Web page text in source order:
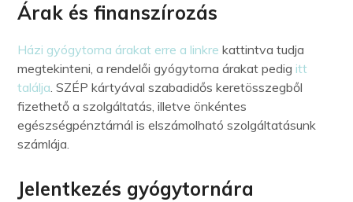
Árak és finanszírozás
Házi gyógytorna árakat erre a linkre kattintva tudja
megtekinteni, a rendelői gyógytorna árakat pedig itt
találja. SZÉP kártyával szabadidős keretösszegből
fizethető a szolgáltatás, illetve önkéntes
egészségpénztárnál is elszámolható szolgáltatásunk
számlája.
Jelentkezés gyógytornára